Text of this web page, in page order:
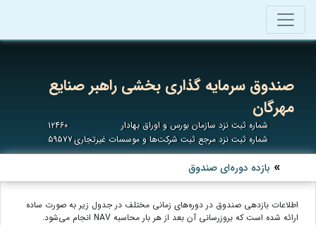
صندوق سرمایه گذاری بخشی راهبر صنایع
مهرگان
شماره ثبت نزد سازمان بورس و اوراق بهادار
۱۲۴۶۰
شماره ثبت نزد مرجع ثبت شرکت‌ها و موسسات غیرتجاری۵۹۵۷۷
بازده دوره‌ای صندوق
اطلاعات بازدهی صندوق در دوره‌های زمانی مختلف در جدول زیر به صورت ساده
ارائه شده است که بروزرسانی آن بعد از هر بار محاسبه NAV انجام می‌شود.